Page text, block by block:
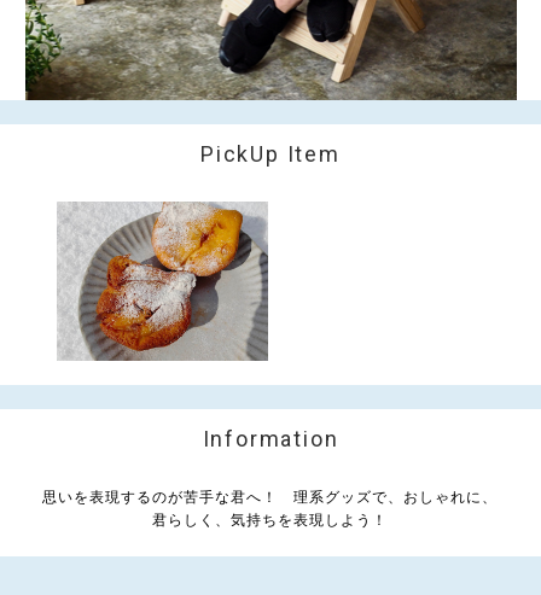
PickUp Item
Information
思いを表現するのが苦手な君へ！ 理系グッズで、おしゃれに、
君らしく、気持ちを表現しよう！